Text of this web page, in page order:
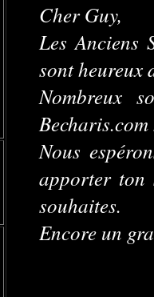
Cher Guy,
Les Anciens
sont heureux
Nombreux
Becharis.com
Nous
apporter ton
souhaites.
Encore un